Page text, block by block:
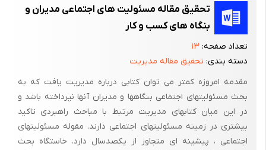
تحقیق مقاله مسئولیت های اجتماعی مدیران و
بنگاه های کسب و کار
تعداد صفحه: ۱۳
دسته بندی: تحقیق مقاله مدیریت
مقدمه امروزه کمتر می توان کتابی درباره مدیریت یافت که به
بحث مسئولیتهای اجتماعی بنگاهها و مدیران آنها نپرداخته باشد و
در این میان کتابهای مدیریت مرتبط با مباحث راهبردی تاکید
بیشتری در زمینه مسئولیتهای اجتماعی دارند. مقوله مسئولیتهای
اجتماعی ، پیشینه ای متجاوز از یکصدسال دارد. خاستگاه بحث